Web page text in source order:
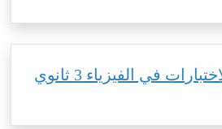
في الفيزياء 3 ثانوي